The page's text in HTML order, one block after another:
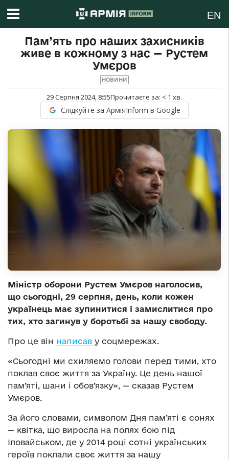
EN
Пам’ять про наших захисників
живе в кожному з нас — Рустем
Умєров
НОВИНИ
29 Серпня 2024, 8:55Прочитаєте за: < 1 хв.
Слідкуйте за АрміяInform в Google
Міністр оборони Рустем Умєров наголосив,
що сьогодні, 29 серпня, день, коли кожен
українець має зупинитися і замислитися про
тих, хто загинув у боротьбі за нашу свободу.
Про це він написав у соцмережах.
«Сьогодні ми схиляємо голови перед тими, хто
поклав своє життя за Україну. Це день нашої
пам’яті, шани і обов’язку», — сказав Рустем
Умєров.
За його словами, символом Дня пам’яті є сонях
— квітка, що виросла на полях бою під
Іловайськом, де у 2014 році сотні українських
героїв поклали своє життя за нашу